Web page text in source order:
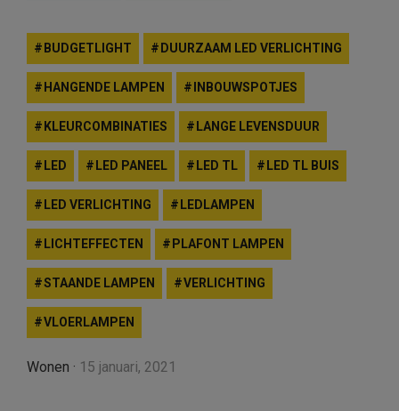
BUDGETLIGHT DUURZAAM LED VERLICHTING
HANGENDE LAMPEN INBOUWSPOTJES
KLEURCOMBINATIES LANGE LEVENSDUUR
LED LED PANEEL LED TL LED TL BUIS
LED VERLICHTING LEDLAMPEN
LICHTEFFECTEN PLAFONT LAMPEN
STAANDE LAMPEN VERLICHTING
VLOERLAMPEN
Wonen · 15 januari, 2021